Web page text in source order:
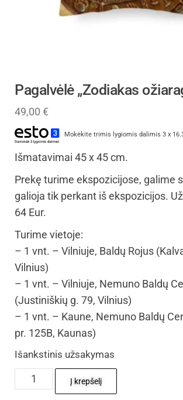
Pagalvėlė „Zodiakas
49,00 €
Mokėkite trimis lygiomis dalimis 3 x
Išmatavimai 45 x 45 cm.
Prekę turime ekspozicijose, galime
galioja tik perkant iš ekspozicijos.
64 Eur.
Turime vietoje:
– 1 vnt. – Vilniuje, Baldų Rojus
Vilnius)
– 1 vnt. – Vilniuje, Nemuno Baldų
(Justiniškių g. 79, Vilnius)
– 1 vnt. – Kaune, Nemuno Baldų
pr. 125B, Kaunas)
Išankstinis užsakymas
Į krepšelį